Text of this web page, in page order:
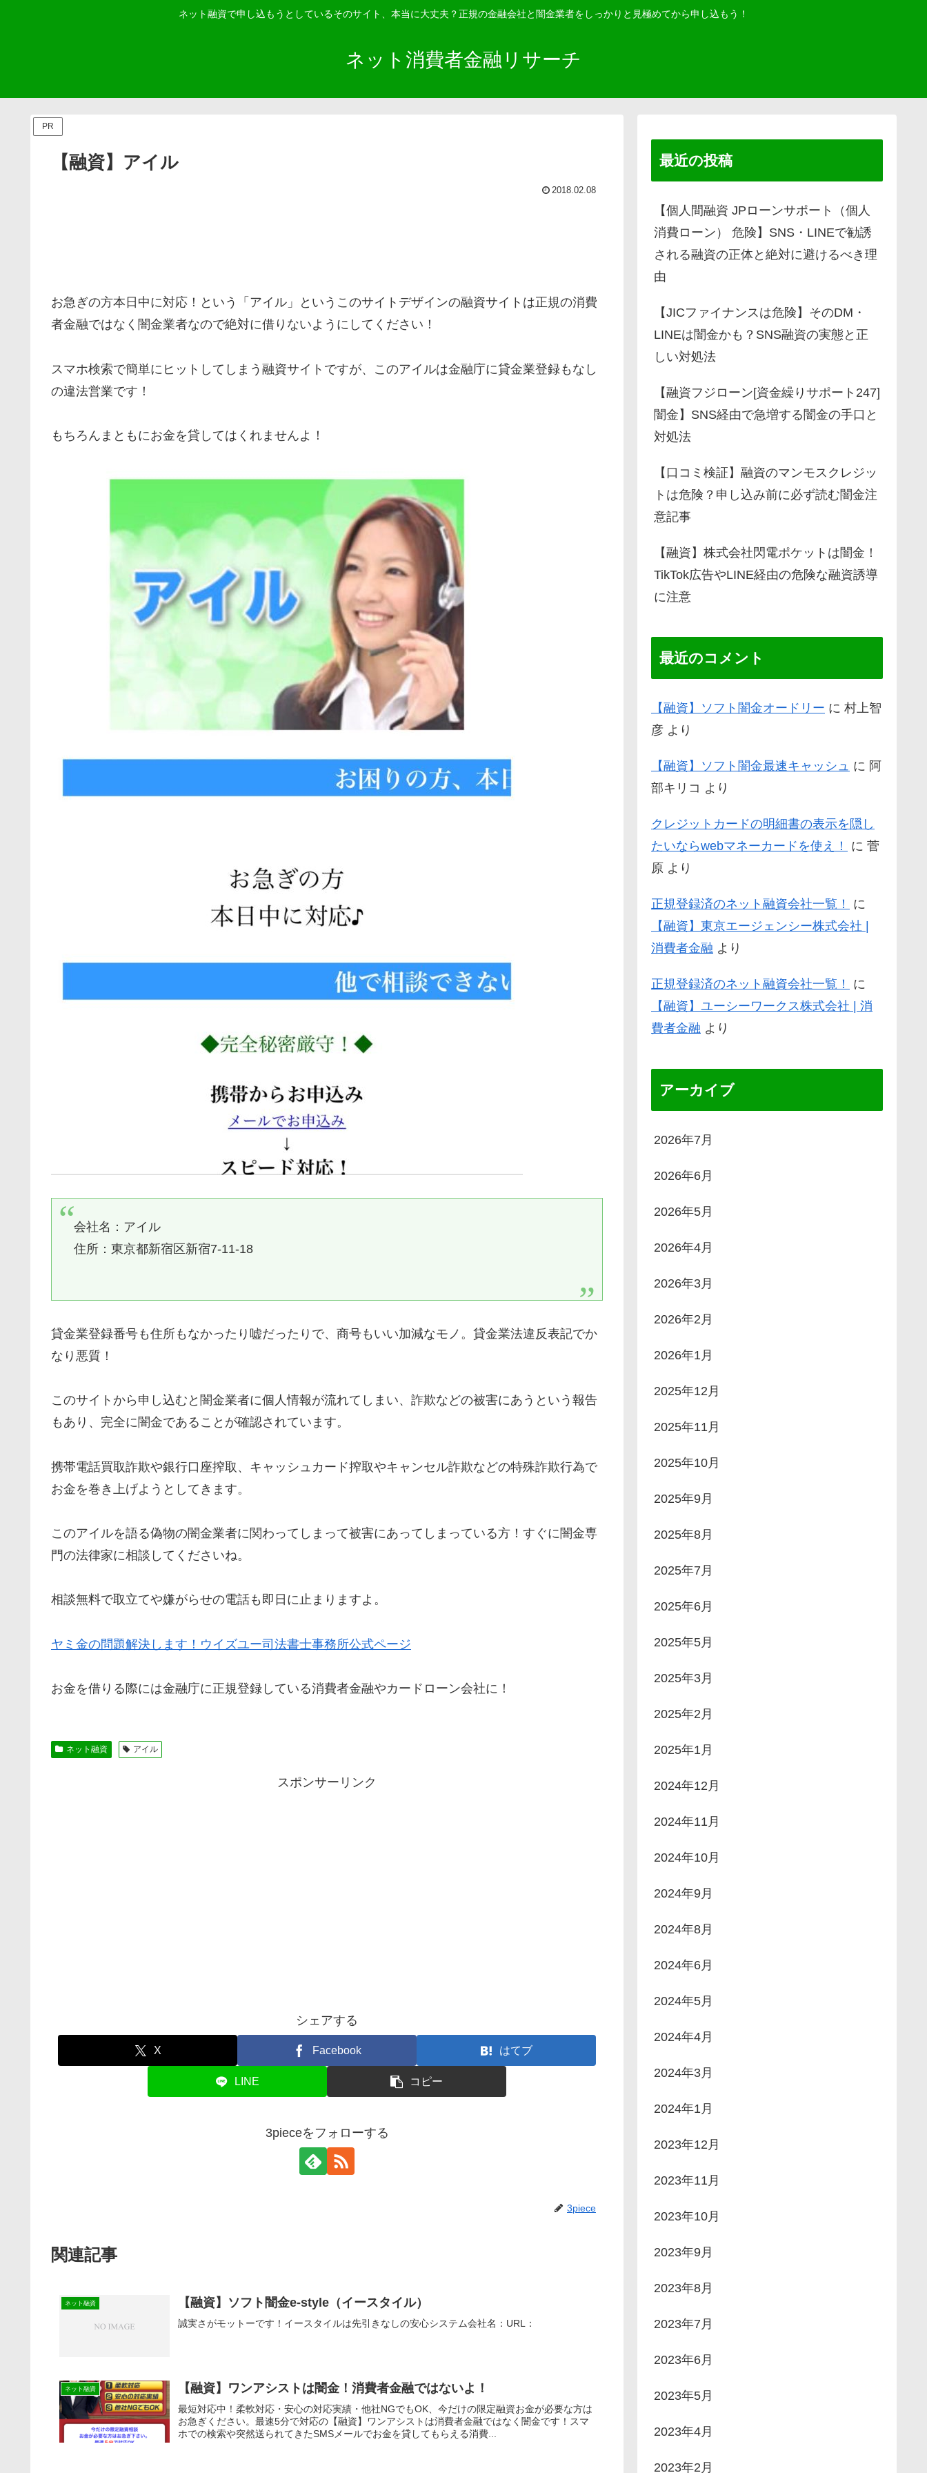
ネット融資で申し込もうとしているそのサイト、本当に大丈夫？正規の金融会社と闇金業者をしっかりと見極めてから申し込もう！
ネット消費者金融リサーチ
PR
【融資】アイル
2018.02.08
お急ぎの方本日中に対応！ という「 アイル 」というこのサイトデザインの融資サイトは正規の消費
者金融ではなく闇金業者なので絶対に借りないようにしてください！
スマホ検索で簡単にヒットしてしまう融資サイトですが、このアイルは金融庁に貸金業登録もなし
の違法営業です！
もちろんまともにお金を貸してはくれませんよ！
会社名： アイル
住所：東京都新宿区新宿7-11-18
貸金業登録番号も住所もなかったり嘘だったりで、商号もいい加減なモノ。貸金業法違反表記でか
なり悪質！
このサイトから申し込むと闇金業者に個人情報が流れてしまい、詐欺などの被害にあうという報告
もあり、完全に闇金であることが確認されています。
携帯電話買取詐欺や銀行口座搾取、キャッシュカード搾取やキャンセル詐欺などの特殊詐欺行為で
お金を巻き上げようとしてきます。
このアイルを語る偽物の闇金業者に関わってしまって被害にあってしまっている方！すぐに闇金専
門の法律家に相談してくださいね。
相談無料で取立てや嫌がらせの電話も即日に止まりますよ。
ヤミ金の問題解決します！ウイズユー司法書士事務所公式ページ
お金を借りる際には金融庁に正規登録している消費者金融やカードローン会社に！
ネット融資 アイル
スポンサーリンク
シェアする
X Facebook はてブ
LINE コピー
3pieceをフォローする
3piece
関連記事
ネット融資 【融資】ソフト闇金e-style（イースタイル）
誠実さがモットーです！イースタイルは先引きなしの安心システム会社名：URL：
ネット融資 【融資】ワンアシストは闇金！消費者金融ではないよ！
最短対応中！柔軟対応・安心の対応実績・他社NGでもOK、今だけの限定融資お金が必要な方は
お急ぎください。最速5分で対応の【融資】ワンアシストは消費者金融ではなく闇金です！スマ
ホでの検索や突然送られてきたSMSメールでお金を貸してもらえる消費...
最近の投稿
【個人間融資 JPローンサポート（個人
消費ローン） 危険】SNS・LINEで勧誘
される融資の正体と絶対に避けるべき理
由
【JICファイナンスは危険】そのDM・
LINEは闇金かも？SNS融資の実態と正
しい対処法
【融資フジローン[資金繰りサポート247]
闇金】SNS経由で急増する闇金の手口と
対処法
【口コミ検証】融資のマンモスクレジッ
トは危険？申し込み前に必ず読む闇金注
意記事
【融資】株式会社閃電ポケットは闇金！
TikTok広告やLINE経由の危険な融資誘導
に注意
最近のコメント
【融資】ソフト闇金オードリー に 村上智
彦 より
【融資】ソフト闇金最速キャッシュ に 阿
部キリコ より
クレジットカードの明細書の表示を隠し
たいならwebマネーカードを使え！
に 菅
原 より
正規登録済のネット融資会社一覧！
に
【融資】東京エージェンシー株式会社 |
消費者金融 より
正規登録済のネット融資会社一覧！
に
【融資】ユーシーワークス株式会社 | 消
費者金融 より
アーカイブ
2026年7月
2026年6月
2026年5月
2026年4月
2026年3月
2026年2月
2026年1月
2025年12月
2025年11月
2025年10月
2025年9月
2025年8月
2025年7月
2025年6月
2025年5月
2025年3月
2025年2月
2025年1月
2024年12月
2024年11月
2024年10月
2024年9月
2024年8月
2024年6月
2024年5月
2024年4月
2024年3月
2024年1月
2023年12月
2023年11月
2023年10月
2023年9月
2023年8月
2023年7月
2023年6月
2023年5月
2023年4月
2023年2月